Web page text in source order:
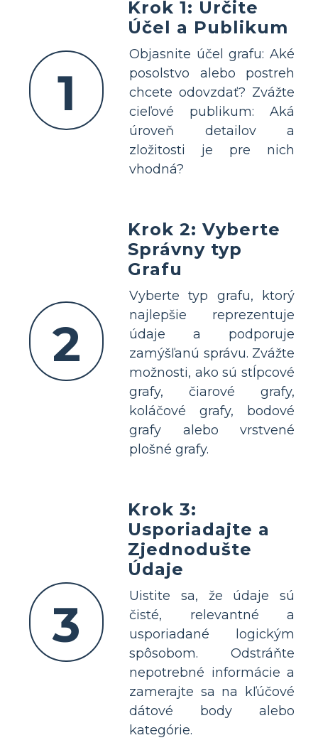
1
Krok 1: Určite
Účel a Publikum
Objasnite účel grafu: Aké
posolstvo alebo postreh
chcete odovzdať? Zvážte
cieľové publikum: Aká
úroveň detailov a
zložitosti je pre nich
vhodná?
2
Krok 2: Vyberte
Správny typ
Grafu
Vyberte typ grafu, ktorý
najlepšie reprezentuje
údaje a podporuje
zamýšľanú správu. Zvážte
možnosti, ako sú stĺpcové
grafy, čiarové grafy,
koláčové grafy, bodové
grafy alebo vrstvené
plošné grafy.
3
Krok 3:
Usporiadajte a
Zjednodušte
Údaje
Uistite sa, že údaje sú
čisté, relevantné a
usporiadané logickým
spôsobom. Odstráňte
nepotrebné informácie a
zamerajte sa na kľúčové
dátové body alebo
kategórie.